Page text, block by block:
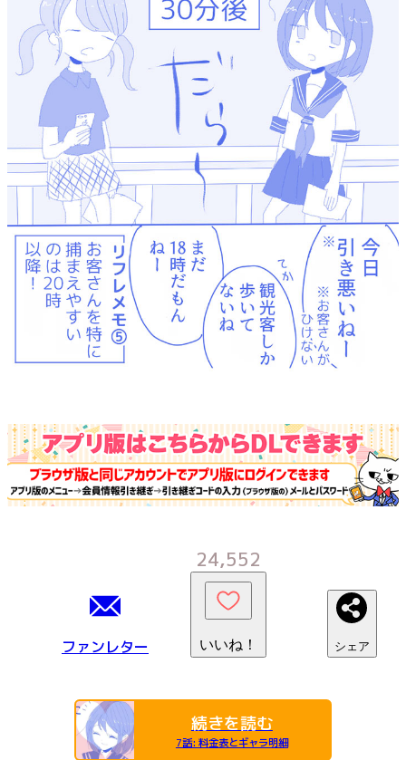
ファンレター
24,552
いいね！ シェア
続きを読む
7話: 料金表とギャラ明細